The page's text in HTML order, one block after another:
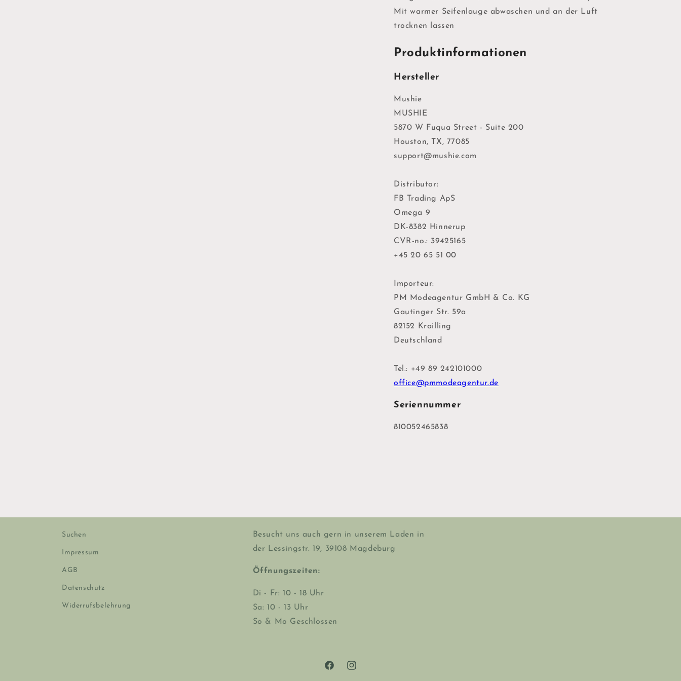
Mit warmer Seifenlauge abwaschen und an der Luft
trocknen lassen
Produktinformationen
Hersteller
Mushie
MUSHIE
5870 W Fuqua Street - Suite 200
Houston, TX, 77085
support@mushie.com
Distributor:
FB Trading ApS
Omega 9
DK-8382 Hinnerup
CVR-no.: 39425165
+45 20 65 51 00
Importeur:
PM Modeagentur GmbH & Co. KG
Gautinger Str. 59a
82152 Krailling
Deutschland
Tel.: +49 89 242101000
office@pmmodeagentur.de
Seriennummer
810052465838
Suchen
Impressum
AGB
Datenschutz
Widerrufsbelehrung
Besucht uns auch gern in unserem Laden in
der Lessingstr. 19, 39108 Magdeburg
Öffnungszeiten:
Di - Fr: 10 - 18 Uhr
Sa: 10 - 13 Uhr
So & Mo Geschlossen
FacebookInstagram